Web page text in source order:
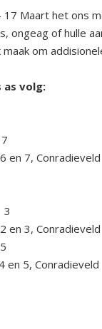
17 Maart het ons
ongeag of hulle
om
as volg:
en 7, Conradieveld
3
en 3, Conradieveld
en 5, Conradieveld